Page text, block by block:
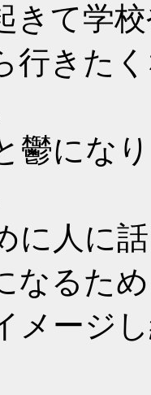
きて学
行きた
鬱にな
に人に
なるた
メージ